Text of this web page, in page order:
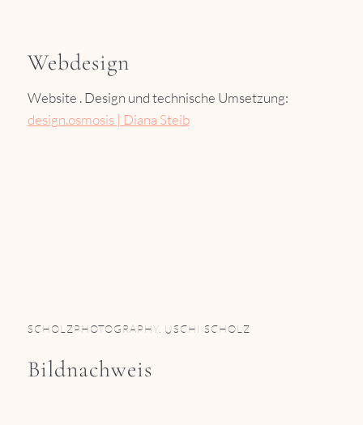
Webdesign
Website . Design und technische Umsetzung:
design.osmosis | Diana Steib
SCHOLZPHOTOGRAPHY. USCHI SCHOLZ
Bildnachweis